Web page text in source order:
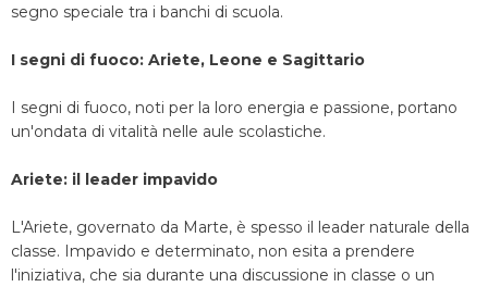
segno speciale tra i banchi di scuola.
I segni di fuoco: Ariete, Leone e Sagittario
I segni di fuoco, noti per la loro energia e passione, portano
un'ondata di vitalità nelle aule scolastiche.
Ariete: il leader impavido
L'Ariete, governato da Marte, è spesso il leader naturale della
classe. Impavido e determinato, non esita a prendere
l'iniziativa, che sia durante una discussione in classe o un